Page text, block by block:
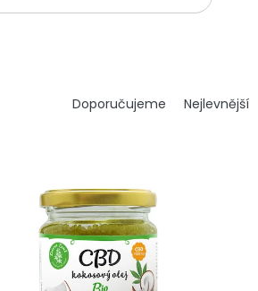
Ř
a
í
p
r
o
d
Doporučujeme Nejlevnější